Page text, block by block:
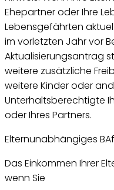
Ehepartner oder Ihre
Lebensgefährten
im vorletzten Jahr vor
Aktualisierungsantrag
weitere zusätzliche
weitere Kinder oder
Unterhaltsberechtigte
oder Ihres Partners.
Elternunabhängiges
Das Einkommen Ihrer
wenn Sie